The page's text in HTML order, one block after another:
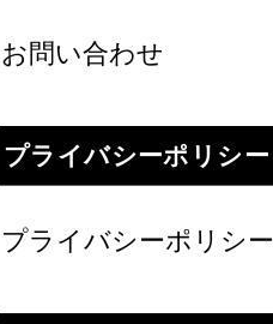
お問い合わせ
プライバシーポリシー
プライバシーポリシー